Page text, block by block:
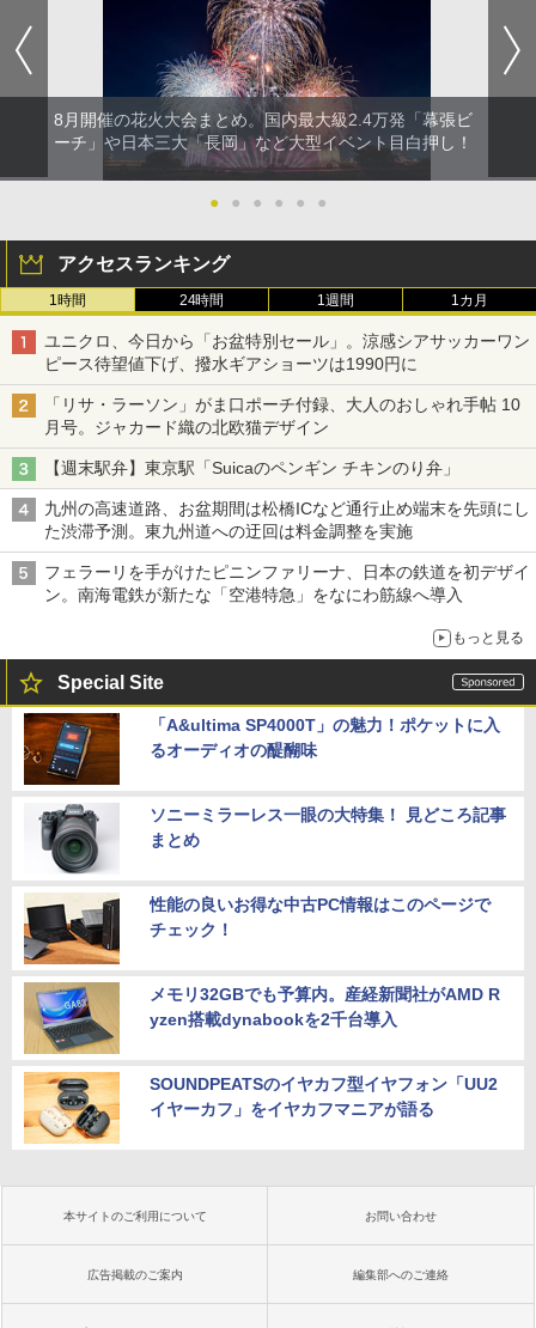
8月開催の花火大会まとめ。国内最大級2.4万発「幕張ビ
ーチ」や日本三大「長岡」など大型イベント目白押し！
● ● ● ● ● ●
アクセスランキング
1時間 24時間 1週間 1カ月
ユニクロ、今日から「お盆特別セール」。涼感シアサッカーワン
ピース待望値下げ、撥水ギアショーツは1990円に
「リサ・ラーソン」がま口ポーチ付録、大人のおしゃれ手帖 10
月号。ジャカード織の北欧猫デザイン
【週末駅弁】東京駅「Suicaのペンギン チキンのり弁」
九州の高速道路、お盆期間は松橋ICなど通行止め端末を先頭にし
た渋滞予測。東九州道への迂回は料金調整を実施
フェラーリを手がけたピニンファリーナ、日本の鉄道を初デザイ
ン。南海電鉄が新たな「空港特急」をなにわ筋線へ導入
もっと見る
Special Site
「A&ultima SP4000T」の魅力！ポケットに入
るオーディオの醍醐味
ソニーミラーレス一眼の大特集！ 見どころ記事
まとめ
性能の良いお得な中古PC情報はこのページで
チェック！
メモリ32GBでも予算内。産経新聞社がAMD R
yzen搭載dynabookを2千台導入
SOUNDPEATSのイヤカフ型イヤフォン「UU2
イヤーカフ」をイヤカフマニアが語る
本サイトのご利用について お問い合わせ
広告掲載のご案内 編集部へのご連絡